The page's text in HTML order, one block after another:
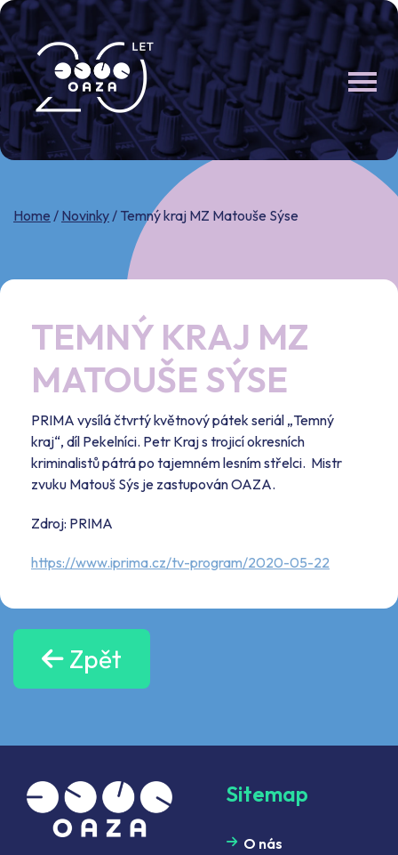
Skip
to
content
Home / Novinky/ Temný kraj MZ Matouše Sýse
TEMNÝ KRAJ MZ
MATOUŠE SÝSE
PRIMA vysílá čtvrtý květnový pátek seriál „Temný
kraj“, díl Pekelníci. Petr Kraj s trojicí okresních
kriminalistů pátrá po tajemném lesním střelci. Mistr
zvuku Matouš Sýs je zastupován OAZA.
Zdroj: PRIMA
https://www.iprima.cz/tv-program/2020-05-22
Zpět
Sitemap
O nás